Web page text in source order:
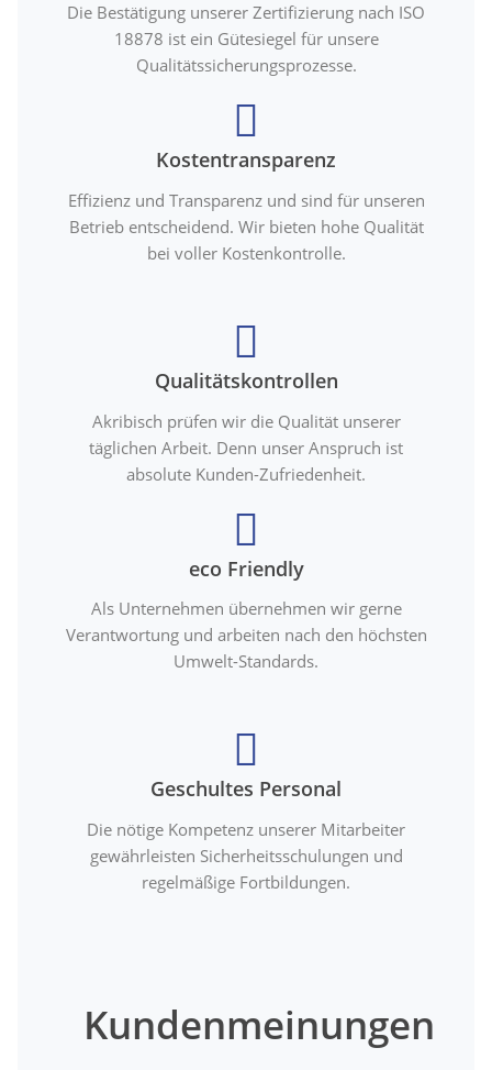
Die Bestätigung unserer Zertifizierung nach ISO
18878 ist ein Gütesiegel für unsere
Qualitätssicherungsprozesse.
Kostentransparenz
Effizienz und Transparenz und sind für unseren
Betrieb entscheidend. Wir bieten hohe Qualität
bei voller Kostenkontrolle.
Qualitätskontrollen
Akribisch prüfen wir die Qualität unserer
täglichen Arbeit. Denn unser Anspruch ist
absolute Kunden-Zufriedenheit.
eco Friendly
Als Unternehmen übernehmen wir gerne
Verantwortung und arbeiten nach den höchsten
Umwelt-Standards.
Geschultes Personal
Die nötige Kompetenz unserer Mitarbeiter
gewährleisten Sicherheitsschulungen und
regelmäßige Fortbildungen.
Kundenmeinungen